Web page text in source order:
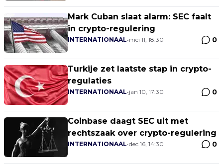
Mark Cuban slaat alarm: SEC faalt
in crypto-regulering
INTERNATIONAAL•mei 11, 18:30 0
Turkije zet laatste stap in crypto-
regulaties
INTERNATIONAAL•jan 10, 17:30 0
Coinbase daagt SEC uit met
rechtszaak over crypto-regulering
INTERNATIONAAL•dec 16, 14:30 0